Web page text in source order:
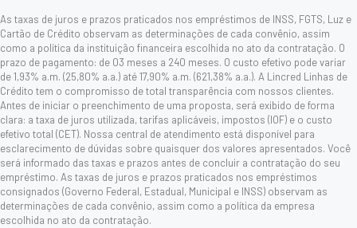
As taxas de juros e prazos praticados nos empréstimos de INSS, FGTS, Luz e
Cartão de Crédito observam as determinações de cada convênio, assim
como a política da instituição financeira escolhida no ato da contratação. O
prazo de pagamento: de 03 meses a 240 meses. O custo efetivo pode variar
de 1,93% a.m. (25,80% a.a.) até 17,90% a.m. (621,38% a.a.). A Lincred Linhas de
Crédito tem o compromisso de total transparência com nossos clientes.
Antes de iniciar o preenchimento de uma proposta, será exibido de forma
clara: a taxa de juros utilizada, tarifas aplicáveis, impostos (IOF) e o custo
efetivo total (CET). Nossa central de atendimento está disponível para
esclarecimento de dúvidas sobre quaisquer dos valores apresentados. Você
será informado das taxas e prazos antes de concluir a contratação do seu
empréstimo. As taxas de juros e prazos praticados nos empréstimos
consignados (Governo Federal, Estadual, Municipal e INSS) observam as
determinações de cada convênio, assim como a política da empresa
escolhida no ato da contratação.